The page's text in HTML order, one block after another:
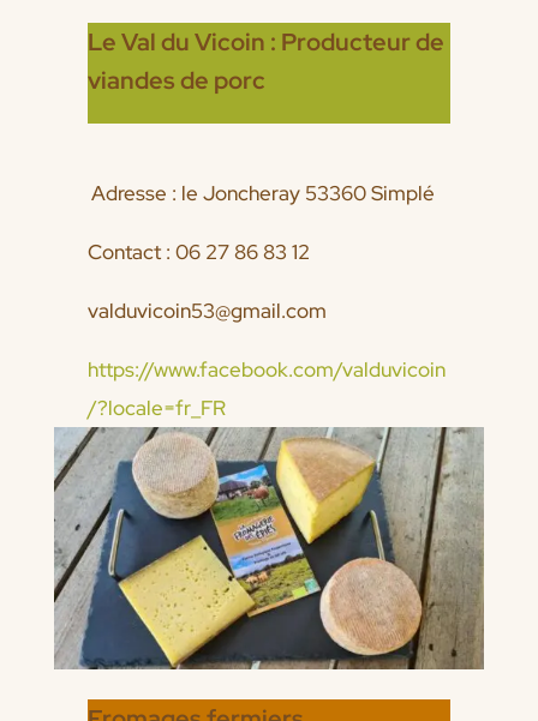
Le Val du Vicoin : Producteur de
viandes de porc
Adresse : le Joncheray 53360 Simplé
Contact : 06 27 86 83 12
valduvicoin53@gmail.com
https://www.facebook.com/valduvicoin
/?locale=fr_FR